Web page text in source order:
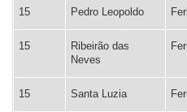
15 Pedro Leopoldo
15
Ribeirão das
Neves
15 Santa Luzia